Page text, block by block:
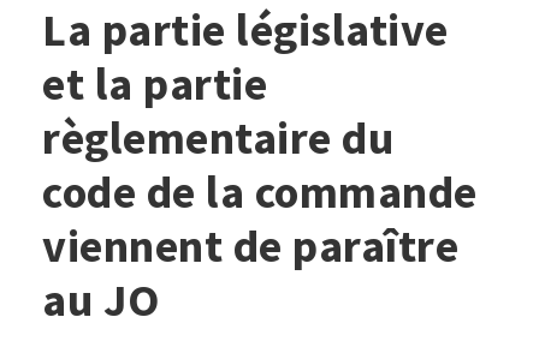
La partie législative
et la partie
règlementaire du
code de la commande
viennent de paraître
au JO